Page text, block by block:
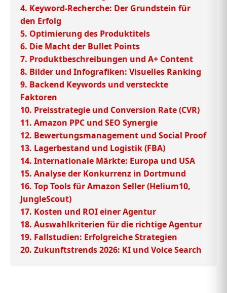
4. Keyword-Recherche: Der Grundstein für
den Erfolg
5. Optimierung des Produktitels
6. Die Macht der Bullet Points
7. Produktbeschreibungen und A+ Content
8. Bilder und Infografiken: Visuelles Ranking
9. Backend Keywords und versteckte
Faktoren
10. Preisstrategie und Conversion Rate (CVR)
11. Amazon PPC und SEO Synergie
12. Bewertungsmanagement und Social Proof
13. Lagerbestand und Logistik (FBA)
14. Internationale Märkte: Europa und USA
15. Analyse der Konkurrenz in Dortmund
16. Top Tools für Amazon Seller (Helium10,
JungleScout)
17. Kosten und ROI einer Agentur
18. Auswahlkriterien für die richtige Agentur
19. Fallstudien: Erfolgreiche Strategien
20. Zukunftstrends 2026: KI und Voice Search